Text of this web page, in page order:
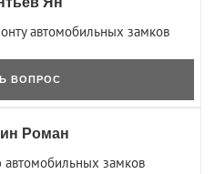
автомобильных замков
ВОПРОС
Роман
замков